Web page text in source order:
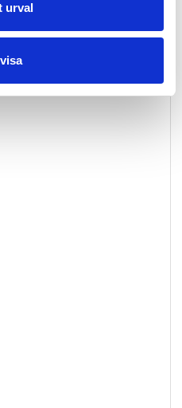
urval